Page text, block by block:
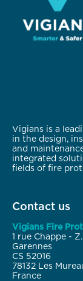
Vigians is a
in the design,
and
integrated
fields of fire
Contact us
Vigians Fire
1 rue Chappe -
Garennes
CS 52016
78132 Les
France